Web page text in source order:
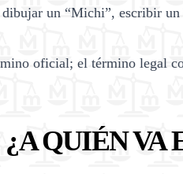
un “Michi”, escribir
oficial; el término legal
QUIÉN VA